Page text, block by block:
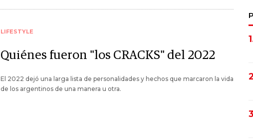
LIFESTYLE
Quiénes fueron "los CRACKS" del 2022
El 2022 dejó una larga lista de personalidades y hechos que marcaron la vida
de los argentinos de una manera u otra.